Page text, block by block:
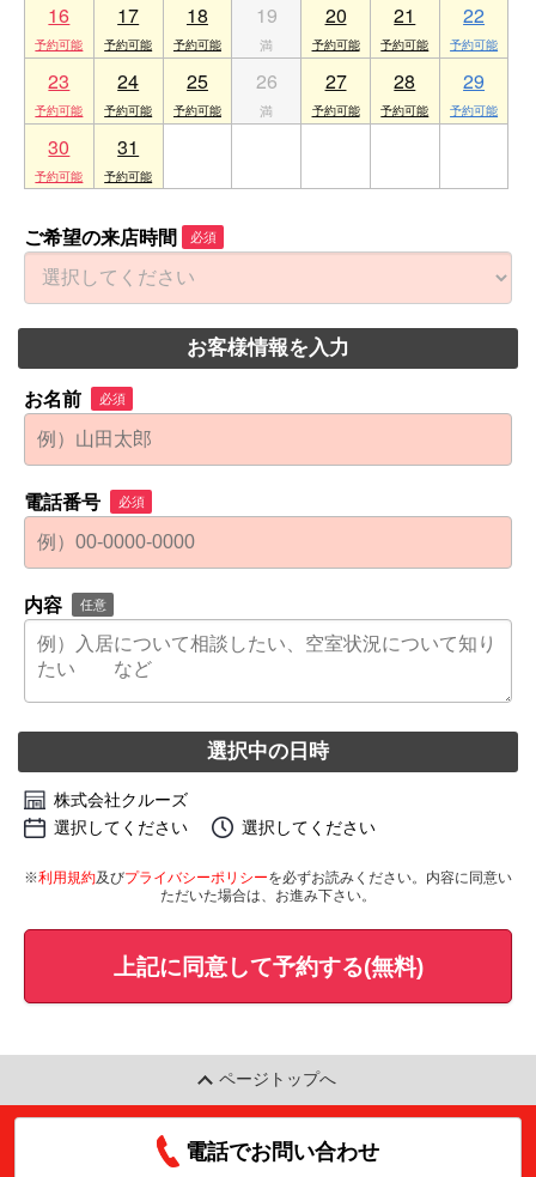
16 17 18 19 20 21 22
23 24 25 26 27 28 29
30 31
ご希望の来店時間 必須
お客様情報を入力
お名前 必須
電話番号 必須
内容 任意
選択中の日時
株式会社クルーズ
選択してください
選択してください
※利用規約及びプライバシーポリシーを必ずお読みください。内容に同意い
ただいた場合は、お進み下さい。
上記に同意して予約する(無料)
ページトップへ
電話でお問い合わせ